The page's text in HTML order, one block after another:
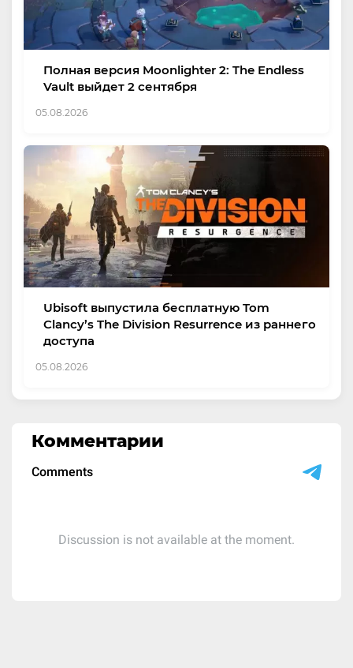
Полная версия Moonlighter 2: The Endless
Vault выйдет 2 сентября
05.08.2026
Ubisoft выпустила бесплатную Tom
Clancy’s The Division Resurrence из раннего
доступа
05.08.2026
Комментарии